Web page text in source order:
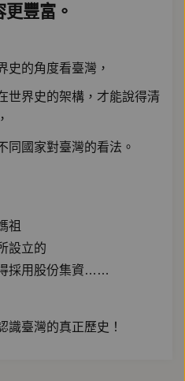
豐富。
史的角度看臺灣，
世界史的架構，才能說得清
同國家對臺灣的看法。
祖
設立的
採用股份集資……
識臺灣的真正歷史！